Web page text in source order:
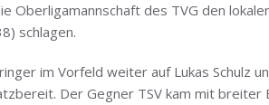
Oberligamannschaft des TVG den
schlagen.
im Vorfeld weiter auf Lukas Schulz
Der Gegner TSV kam mit breiter